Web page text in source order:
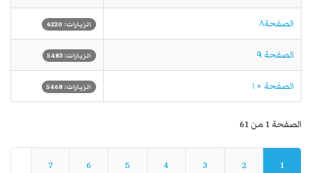
الصفحة۸ الزيارات: 6220
الصفحة ۹ الزيارات: 5483
الصفحة ۱۰ الزيارات: 5468
الصفحة 1 من 61
1
2
3
4
5
6
7